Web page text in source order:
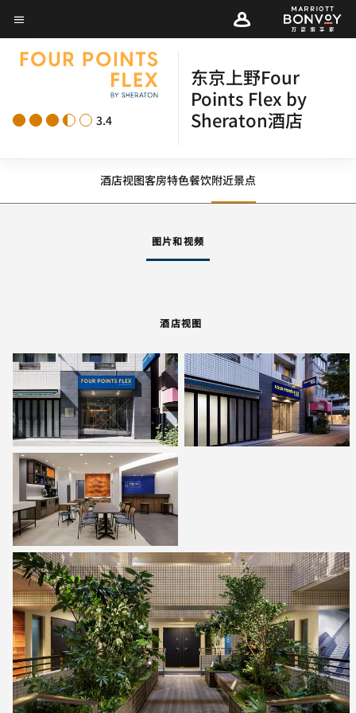
Skip
to
main
菜单文本
3.4
东京上野Four
Points Flex by
Sheraton酒店
酒店视图客房特色餐饮附近景点
图片和视频
酒店视图